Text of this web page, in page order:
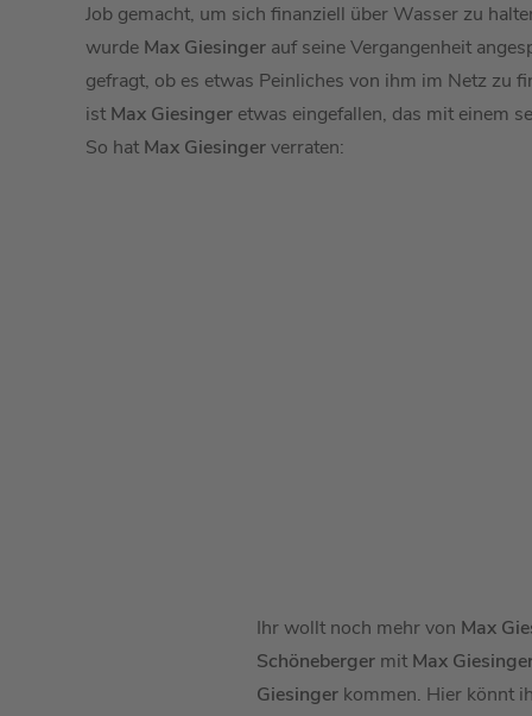
Job gemacht, um sich finanziell über Wasser zu
wurde Max Giesinger auf seine Vergangenheit
gefragt, ob es etwas Peinliches von ihm im Netz zu
ist Max Giesinger etwas eingefallen, das mit einem
So hat Max Giesingerverraten:
Ihr wollt noch mehr von Max
Schöneberger mit Max
Giesinger kommen. Hier könnt